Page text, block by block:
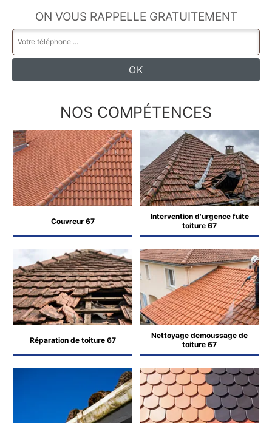
ON VOUS RAPPELLE GRATUITEMENT
NOS COMPÉTENCES
Couvreur 67
Intervention d'urgence fuite
toiture 67
Réparation de toiture 67
Nettoyage demoussage de
toiture 67